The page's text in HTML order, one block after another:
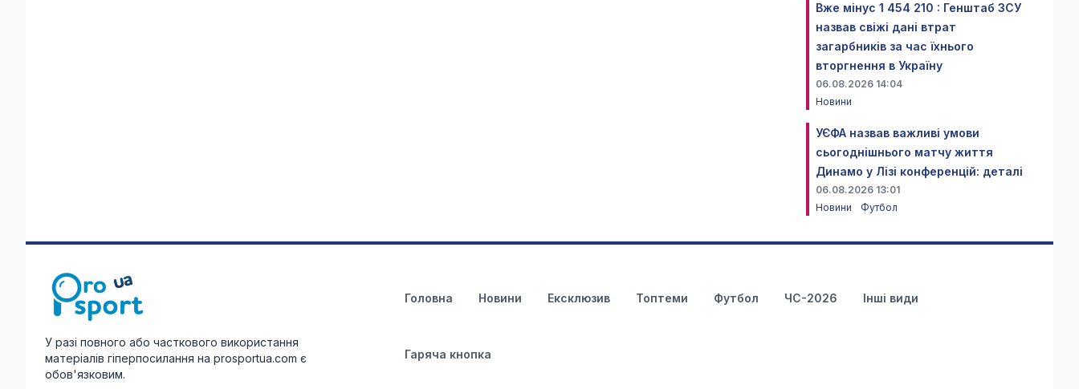
Вже мінус 1 454 210 : Генштаб ЗСУ
назвав свіжі дані втрат
загарбників за час їхнього
вторгнення в Україну
06.08.2026 14:04
Новини
УЄФА назвав важливі умови
сьогоднішнього матчу життя
Динамо у Лізі конференцій: деталі
06.08.2026 13:01
Новини
Футбол
У разі повного або часткового використання
матеріалів гіперпосилання на prosportua.com є
обов'язковим.
Головна Новини Ексклюзив Топтеми Футбол ЧС-2026 Інші види
Гаряча кнопка